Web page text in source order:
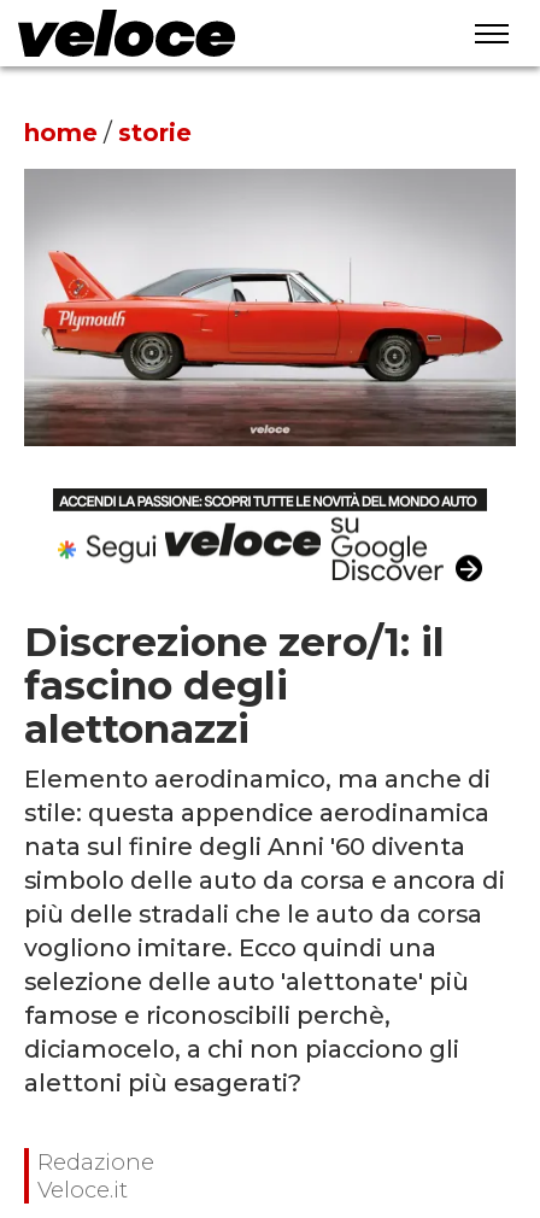
home / storie
Discrezione zero/1: il
fascino degli
alettonazzi
Elemento aerodinamico, ma anche di
stile: questa appendice aerodinamica
nata sul finire degli Anni '60 diventa
simbolo delle auto da corsa e ancora di
più delle stradali che le auto da corsa
vogliono imitare. Ecco quindi una
selezione delle auto 'alettonate' più
famose e riconoscibili perchè,
diciamocelo, a chi non piacciono gli
alettoni più esagerati?
Redazione
Veloce.it